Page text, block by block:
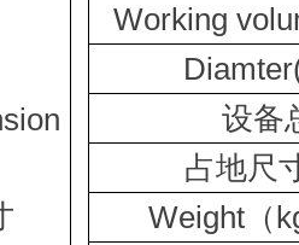
Working
设备
占地尺
Weight（